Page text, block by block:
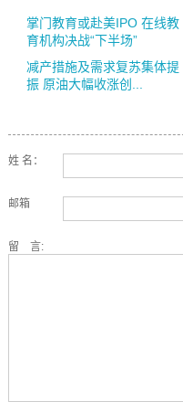
掌门教育或赴美IPO 在线教
育机构决战“下半场”
减产措施及需求复苏集体提
振 原油大幅收涨创...
姓 名：
邮箱
留 言: